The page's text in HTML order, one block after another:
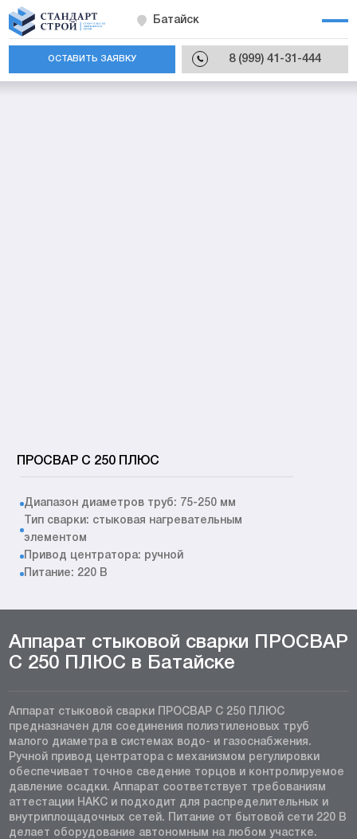
Батайск
8 (999) 41-31-444
ОСТАВИТЬ ЗАЯВКУ
ПРОСВАР С 250 ПЛЮС
Диапазон диаметров труб: 75-250 мм
Тип сварки: стыковая нагревательным
элементом
Привод центратора: ручной
Питание: 220 В
Аппарат стыковой сварки ПРОСВАР
С 250 ПЛЮС в Батайске
Аппарат стыковой сварки ПРОСВАР С 250 ПЛЮС
предназначен для соединения полиэтиленовых труб
малого диаметра в системах водо- и газоснабжения.
Ручной привод центратора с механизмом регулировки
обеспечивает точное сведение торцов и контролируемое
давление осадки. Аппарат соответствует требованиям
аттестации НАКС и подходит для распределительных и
внутриплощадочных сетей. Питание от бытовой сети 220 В
делает оборудование автономным на любом участке.